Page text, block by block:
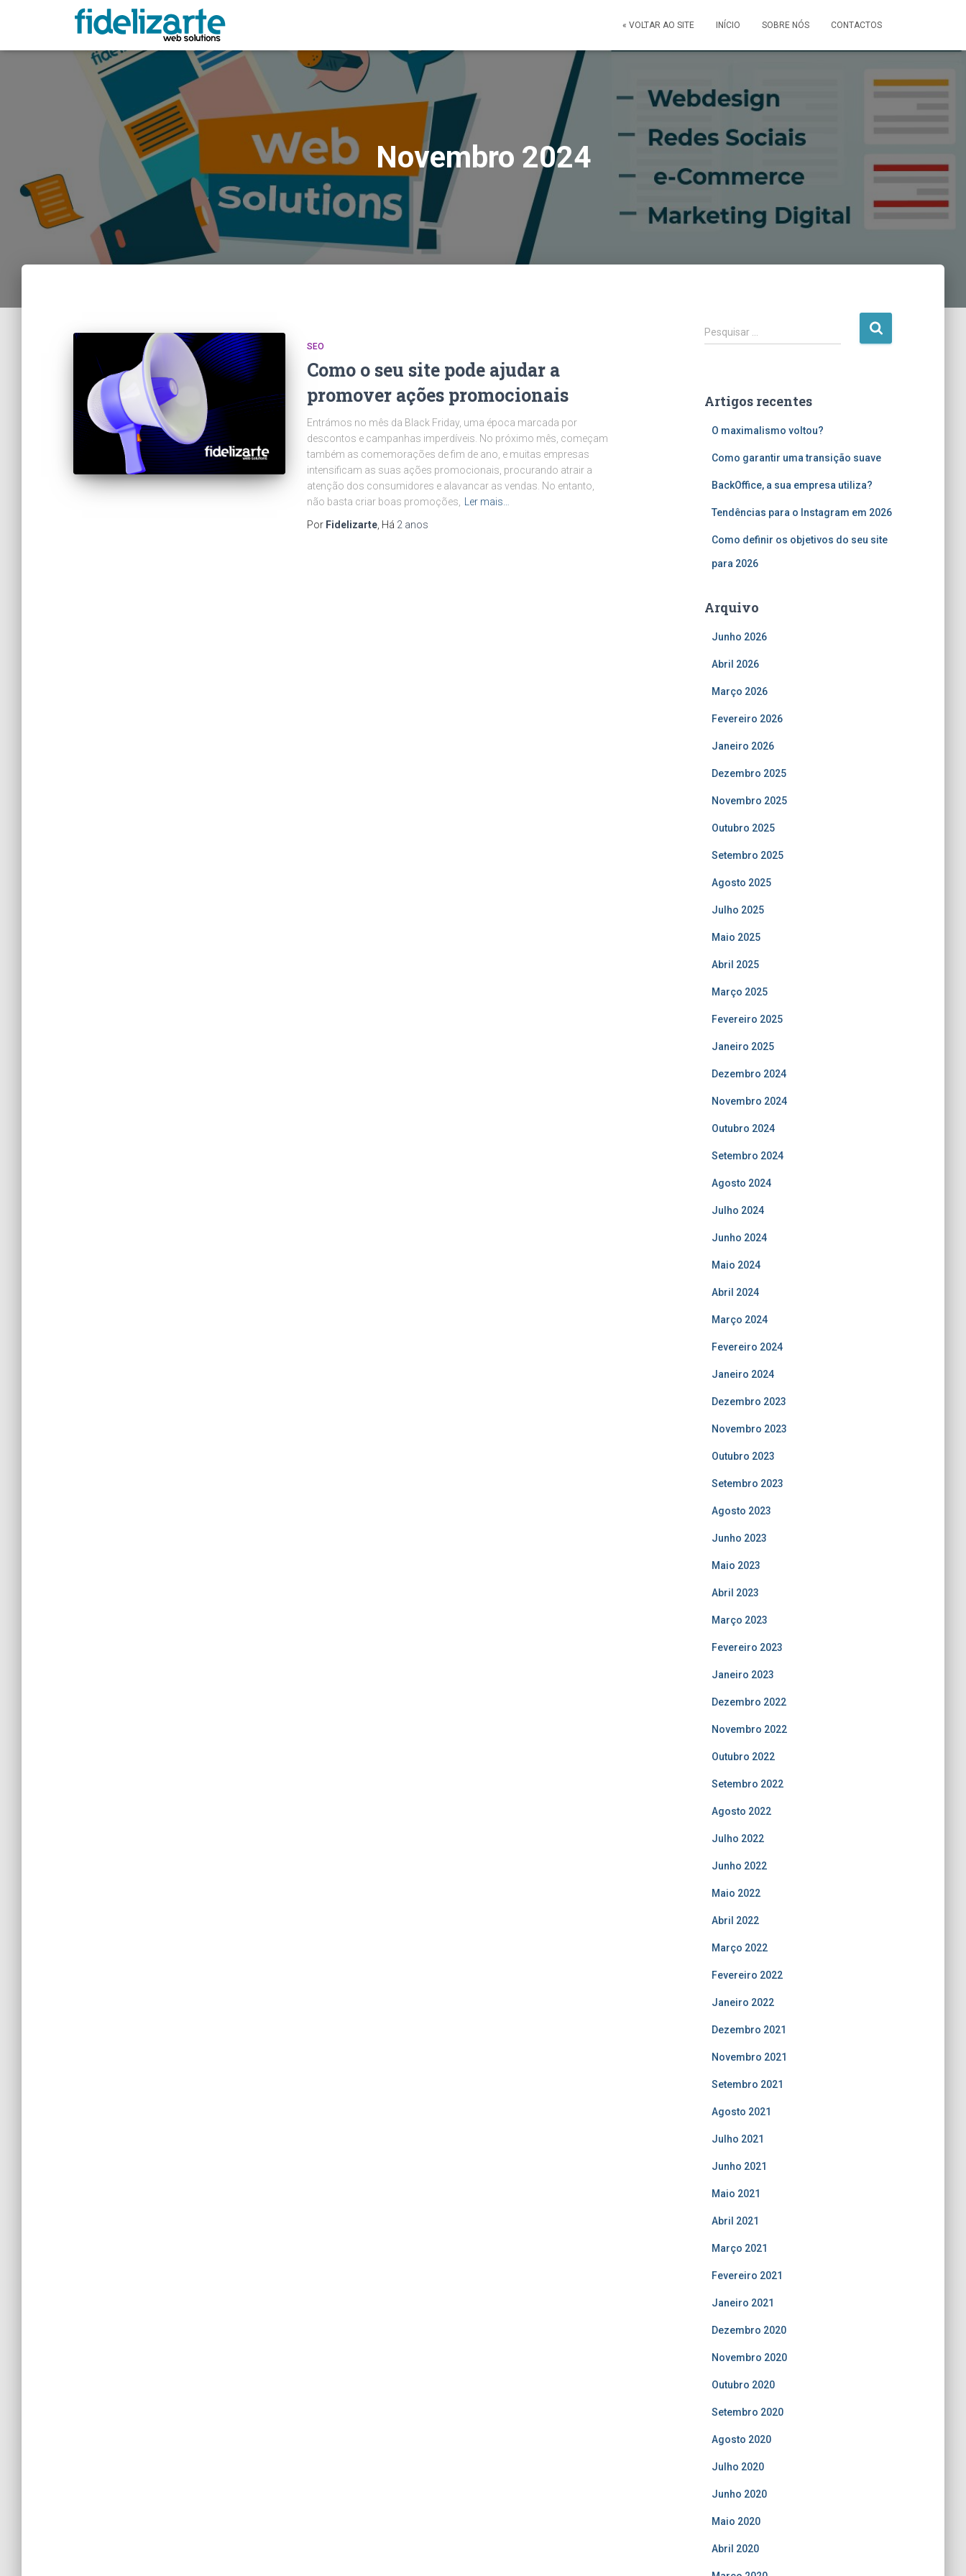
« VOLTAR AO SITE INÍCIO SOBRE NÓS CONTACTOS
Novembro 2024
SEO
Como o seu site pode ajudar a
promover ações promocionais
Entrámos no mês da Black Friday, uma época marcada por
descontos e campanhas imperdíveis. No próximo mês, começam
também as comemorações de fim de ano, e muitas empresas
intensificam as suas ações promocionais, procurando atrair a
atenção dos consumidores e alavancar as vendas. No entanto,
não basta criar boas promoções,
Ler mais…
Por Fidelizarte , Há 2 anos
P
e
i
Pesquisar …
Artigos recentes
O maximalismo voltou?
Como garantir uma transição suave
BackOffice, a sua empresa utiliza?
Tendências para o Instagram em 2026
Como definir os objetivos do seu site
para 2026
Arquivo
Junho 2026
Abril 2026
Março 2026
Fevereiro 2026
Janeiro 2026
Dezembro 2025
Novembro 2025
Outubro 2025
Setembro 2025
Agosto 2025
Julho 2025
Maio 2025
Abril 2025
Março 2025
Fevereiro 2025
Janeiro 2025
Dezembro 2024
Novembro 2024
Outubro 2024
Setembro 2024
Agosto 2024
Julho 2024
Junho 2024
Maio 2024
Abril 2024
Março 2024
Fevereiro 2024
Janeiro 2024
Dezembro 2023
Novembro 2023
Outubro 2023
Setembro 2023
Agosto 2023
Junho 2023
Maio 2023
Abril 2023
Março 2023
Fevereiro 2023
Janeiro 2023
Dezembro 2022
Novembro 2022
Outubro 2022
Setembro 2022
Agosto 2022
Julho 2022
Junho 2022
Maio 2022
Abril 2022
Março 2022
Fevereiro 2022
Janeiro 2022
Dezembro 2021
Novembro 2021
Setembro 2021
Agosto 2021
Julho 2021
Junho 2021
Maio 2021
Abril 2021
Março 2021
Fevereiro 2021
Janeiro 2021
Dezembro 2020
Novembro 2020
Outubro 2020
Setembro 2020
Agosto 2020
Julho 2020
Junho 2020
Maio 2020
Abril 2020